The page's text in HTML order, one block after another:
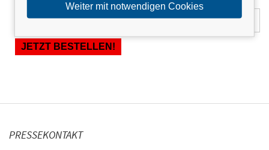
PRESSEKONTAKT
Weiter mit notwendigen Cookies